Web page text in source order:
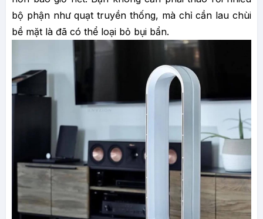
bộ phận như quạt truyền thống, mà chỉ cần lau chùi
bề mặt là đã có thể loại bỏ bụi bẩn.